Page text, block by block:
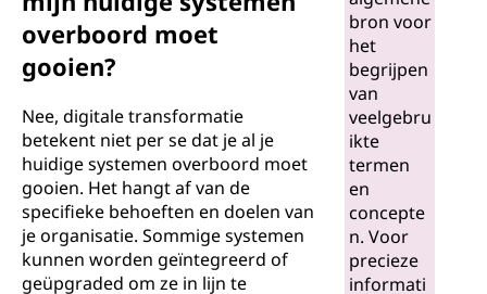
overboord moet
gooien?
Nee, digitale transformatie
betekent niet per se dat je al je
huidige systemen overboord moet
gooien. Het hangt af van de
specifieke behoeften en doelen van
je organisatie. Sommige systemen
kunnen worden geïntegreerd of
geüpgraded om ze in lijn te
bron voor
het
begrijpen
van
veelgebru
ikte
termen
en
concepte
n. Voor
precieze
informati